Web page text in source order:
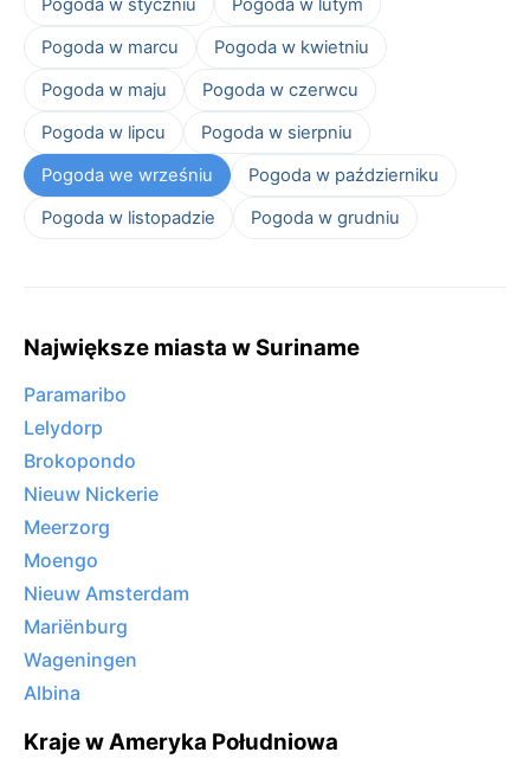
Pogoda w styczniu
Pogoda w lutym
Pogoda w marcu
Pogoda w kwietniu
Pogoda w maju
Pogoda w czerwcu
Pogoda w lipcu
Pogoda w sierpniu
Pogoda we wrześniu
Pogoda w październiku
Pogoda w listopadzie
Pogoda w grudniu
Największe miasta w Suriname
Paramaribo
Lelydorp
Brokopondo
Nieuw Nickerie
Meerzorg
Moengo
Nieuw Amsterdam
Mariënburg
Wageningen
Albina
Kraje w Ameryka Południowa